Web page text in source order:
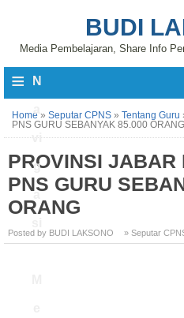
BUDI
Media Pembelajaran, Share Info
≡ N
vi
g
a
Home » Seputar CPNS » Tentang Guru
PNS GURU SEBANYAK 85.000 ORANG
PROVINSI JABAR
PNS GURU
ORANG
Posted by BUDI LAKSONO » Seputar